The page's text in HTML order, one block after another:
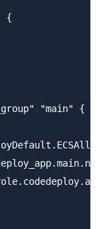
{
"main" {